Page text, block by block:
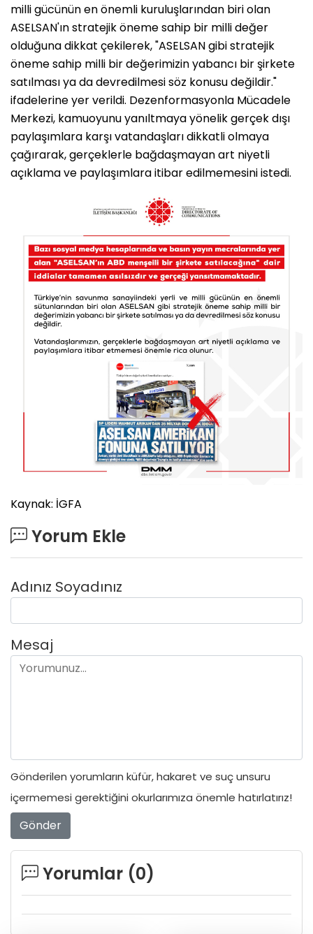
milli gücünün en önemli kuruluşlarından biri olan
ASELSAN'ın stratejik öneme sahip bir milli değer
olduğuna dikkat çekilerek, "ASELSAN gibi stratejik
öneme sahip milli bir değerimizin yabancı bir şirkete
satılması ya da devredilmesi söz konusu değildir."
ifadelerine yer verildi. Dezenformasyonla Mücadele
Merkezi, kamuoyunu yanıltmaya yönelik gerçek dışı
paylaşımlara karşı vatandaşları dikkatli olmaya
çağırarak, gerçeklerle bağdaşmayan art niyetli
açıklama ve paylaşımlara itibar edilmemesini istedi.
Kaynak: İGFA
Yorum Ekle
Adınız Soyadınız
Mesaj
Gönderilen yorumların küfür, hakaret ve suç unsuru
içermemesi gerektiğini okurlarımıza önemle hatırlatırız!
Gönder
Yorumlar (0)